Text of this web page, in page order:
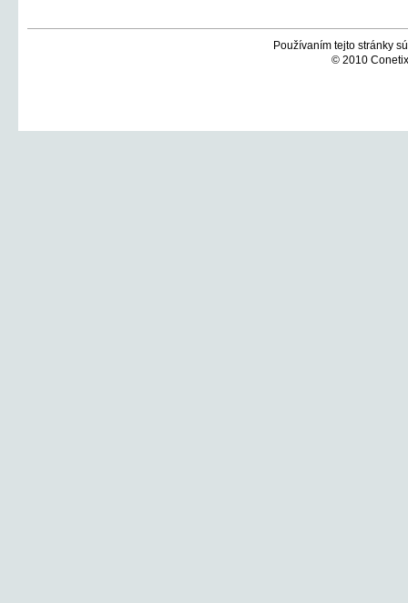
Používaním tejto stránky
© 2010